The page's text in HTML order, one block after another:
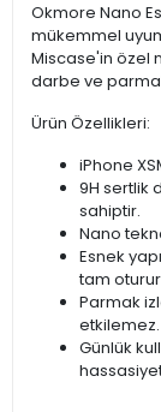
Okmore Nano
mükemmel
Miscase'in özel
darbe ve
Ürün Özellikleri:
iPhone
9H sertlik
sahiptir.
Nano
Esnek
tam
Parmak
etkilemez.
Günlük